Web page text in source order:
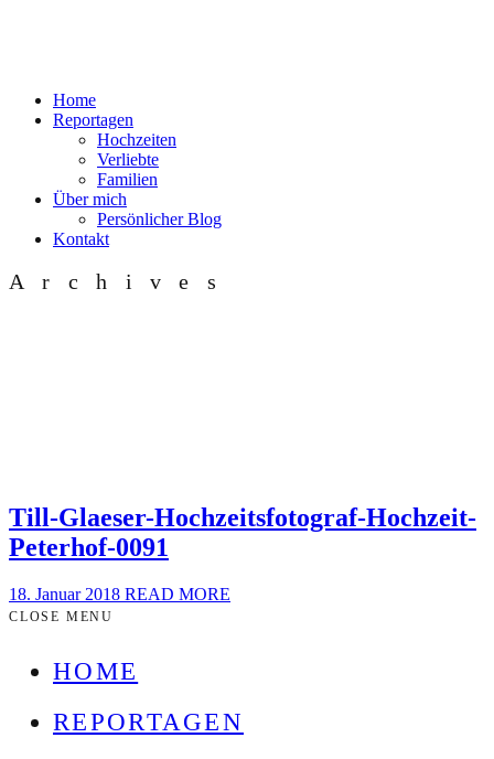
Home
Reportagen
Hochzeiten
Verliebte
Familien
Über mich
Persönlicher Blog
Kontakt
Archives
Till-Glaeser-Hochzeitsfotograf-Hochzeit-
Peterhof-0091
18. Januar 2018 READ MORE
CLOSE MENU
HOME
REPORTAGEN